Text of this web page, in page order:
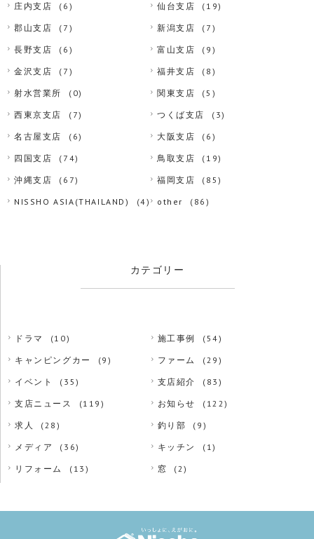
庄内支店 (6) 仙台支店 (19)
郡山支店 (7) 新潟支店 (7)
長野支店 (6) 富山支店 (9)
金沢支店 (7) 福井支店 (8)
射水営業所 (0) 関東支店 (5)
西東京支店 (7) つくば支店 (3)
名古屋支店 (6) 大阪支店 (6)
四国支店 (74) 鳥取支店 (19)
沖縄支店 (67) 福岡支店 (85)
NISSHO ASIA(THAILAND) (4) other (86)
カテゴリー
ドラマ (10) 施工事例 (54)
キャンピングカー (9) ファーム (29)
イベント (35) 支店紹介 (83)
支店ニュース (119) お知らせ (122)
求人 (28) 釣り部 (9)
メディア (36) キッチン (1)
リフォーム (13) 窓 (2)